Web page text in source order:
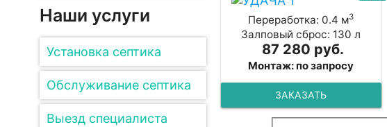
Наши услуги
Установка септика
Обслуживание септика
Выезд специалиста
Переработка: 0.4 м3
Залповый сброс: 130 л
87 280 руб.
Монтаж: по запросу
ЗАКАЗАТЬ